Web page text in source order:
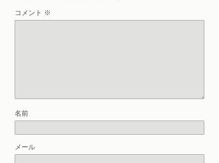
コメント ※
名前
メール